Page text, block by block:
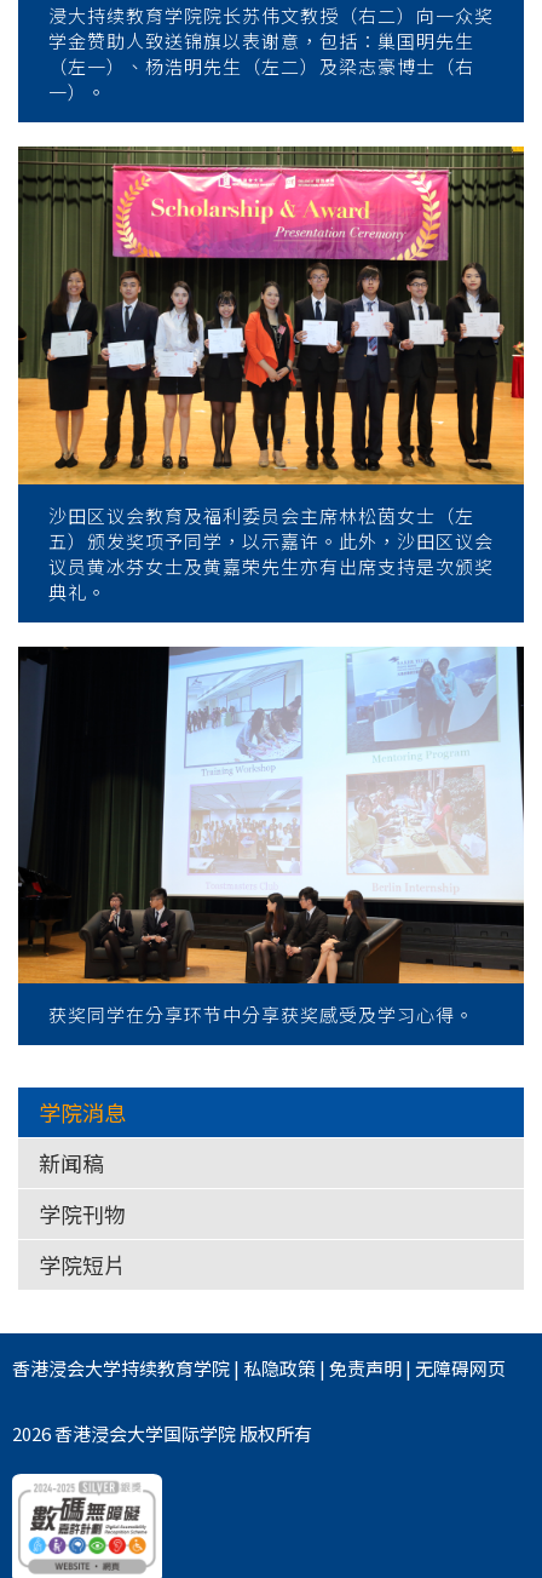
浸大持续教育学院院长苏伟文教授（右二）向一众奖
学金赞助人致送锦旗以表谢意，包括：巢国明先生
（左一）、杨浩明先生（左二）及梁志豪博士（右
一）。
沙田区议会教育及福利委员会主席林松茵女士（左
五）颁发奖项予同学，以示嘉许。此外，沙田区议会
议员黄冰芬女士及黄嘉荣先生亦有出席支持是次颁奖
典礼。
获奖同学在分享环节中分享获奖感受及学习心得。
学院消息
新闻稿
学院刊物
学院短片
香港浸会大学持续教育学院| 私隐政策|免责声明|无障碍网页
2026 香港浸会大学国际学院 版权所有